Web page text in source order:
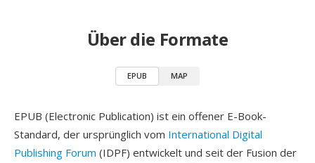
Über die Formate
EPUB MAP
EPUB (Electronic Publication) ist ein offener E-Book-
Standard, der ursprünglich vom International Digital
Publishing Forum (IDPF) entwickelt und seit der Fusion der